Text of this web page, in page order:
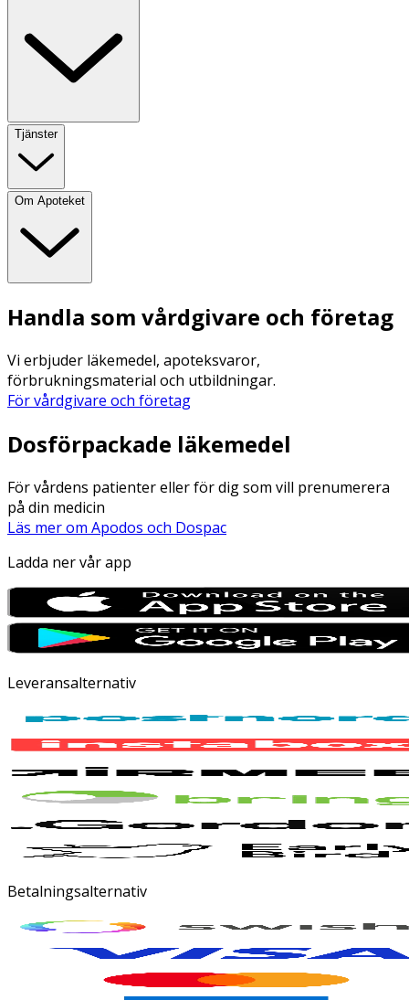
Tjänster
Om Apoteket
Handla som vårdgivare och företag
Vi erbjuder läkemedel, apoteksvaror,
förbrukningsmaterial och utbildningar.
För vårdgivare och företag
Dosförpackade läkemedel
För vårdens patienter eller för dig som vill prenumerera
på din medicin
Läs mer om Apodos och Dospac
Ladda ner vår app
Leveransalternativ
Betalningsalternativ